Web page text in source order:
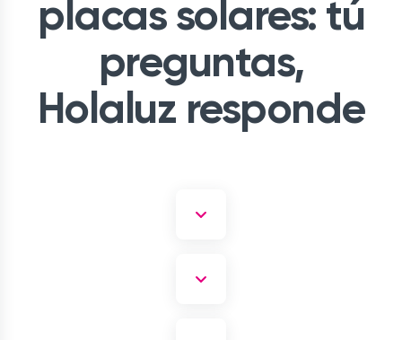
placas solares: tú
preguntas,
Holaluz responde